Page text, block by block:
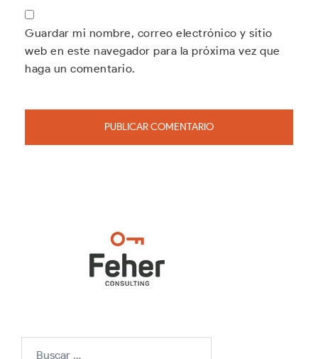
Guardar mi nombre, correo electrónico y sitio
web en este navegador para la próxima vez que
haga un comentario.